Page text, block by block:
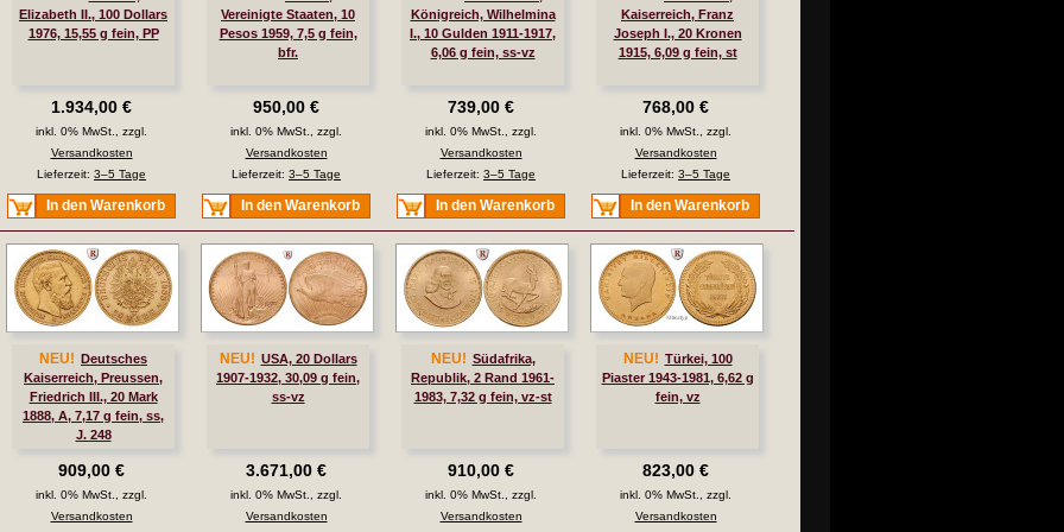
Elizabeth II., 100 Dollars
1976, 15,55 g fein, PP
1.934,00 €
inkl. 0% MwSt., zzgl.
Versandkosten
Lieferzeit: 3–5 Tage
In den Warenkorb
Vereinigte Staaten, 10
Pesos 1959, 7,5 g fein,
bfr.
950,00 €
inkl. 0% MwSt., zzgl.
Versandkosten
Lieferzeit: 3–5 Tage
In den Warenkorb
Königreich, Wilhelmina
I., 10 Gulden 1911-1917,
6,06 g fein, ss-vz
739,00 €
inkl. 0% MwSt., zzgl.
Versandkosten
Lieferzeit: 3–5 Tage
In den Warenkorb
Kaiserreich, Franz
Joseph I., 20 Kronen
1915, 6,09 g fein, st
768,00 €
inkl. 0% MwSt., zzgl.
Versandkosten
Lieferzeit: 3–5 Tage
In den Warenkorb
NEU!
Deutsches
Kaiserreich, Preussen,
Friedrich III., 20 Mark
1888, A, 7,17 g fein, ss,
J. 248
909,00 €
inkl. 0% MwSt., zzgl.
Versandkosten
NEU! USA, 20 Dollars
1907-1932, 30,09 g fein,
ss-vz
3.671,00 €
inkl. 0% MwSt., zzgl.
Versandkosten
NEU! Südafrika,
Republik, 2 Rand 1961-
1983, 7,32 g fein, vz-st
910,00 €
inkl. 0% MwSt., zzgl.
Versandkosten
NEU! Türkei, 100
Piaster 1943-1981, 6,62 g
fein, vz
823,00 €
inkl. 0% MwSt., zzgl.
Versandkosten